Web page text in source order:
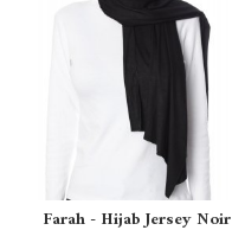
Farah - Hijab Jersey Noir